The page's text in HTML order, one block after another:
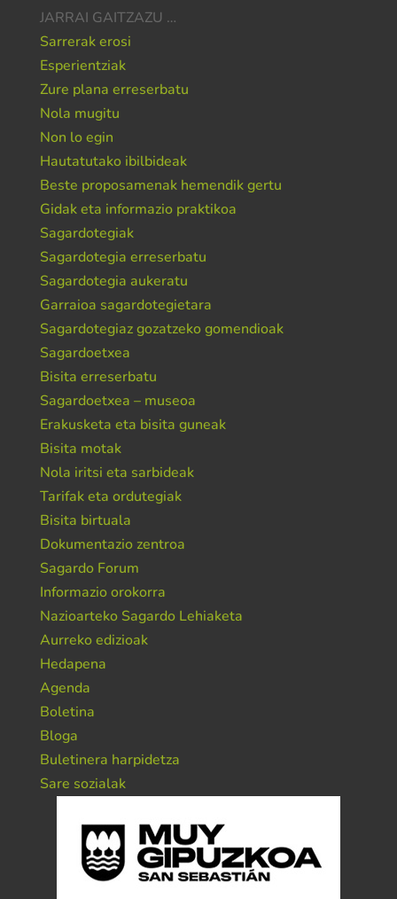
JARRAI GAITZAZU …
Sarrerak erosi
Esperientziak
Zure plana erreserbatu
Nola mugitu
Non lo egin
Hautatutako ibilbideak
Beste proposamenak hemendik gertu
Gidak eta informazio praktikoa
Sagardotegiak
Sagardotegia erreserbatu
Sagardotegia aukeratu
Garraioa sagardotegietara
Sagardotegiaz gozatzeko gomendioak
Sagardoetxea
Bisita erreserbatu
Sagardoetxea – museoa
Erakusketa eta bisita guneak
Bisita motak
Nola iritsi eta sarbideak
Tarifak eta ordutegiak
Bisita birtuala
Dokumentazio zentroa
Sagardo Forum
Informazio orokorra
Nazioarteko Sagardo Lehiaketa
Aurreko edizioak
Hedapena
Agenda
Boletina
Bloga
Buletinera harpidetza
Sare sozialak